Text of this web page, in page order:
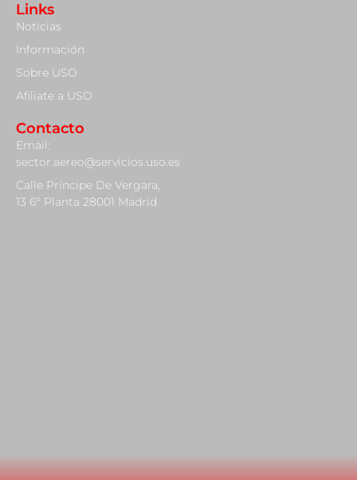
Links
Noticias
Información
Sobre USO
Afiliate a USO
Contacto
Email:
sector.aereo@servicios.uso.es
Calle Príncipe De Vergara,
13 6º Planta 28001 Madrid